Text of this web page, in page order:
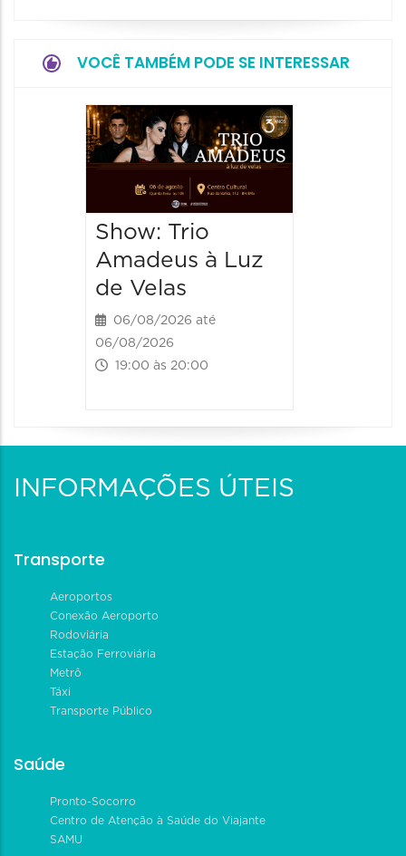
VOCÊ TAMBÉM PODE SE INTERESSAR
Show: Trio
Amadeus à Luz
de Velas
06/08/2026 até
06/08/2026
19:00 às 20:00
INFORMAÇÕES ÚTEIS
Transporte
Aeroportos
Conexão Aeroporto
Rodoviária
Estação Ferroviária
Metrô
Táxi
Transporte Público
Saúde
Pronto-Socorro
Centro de Atenção à Saúde do Viajante
SAMU